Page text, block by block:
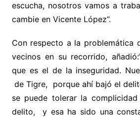
escucha, nosotros vamos a
cambie en Vicente López”.
Con respecto a la problemática
vecinos en su recorrido,
que es el de la inseguridad.
de Tigre, porque ahí bajó el
se puede tolerar la
delito, y esa ha sido una